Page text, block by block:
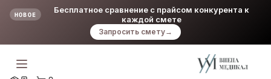
НОВОЕ
Бесплатное сравнение с прайсом конкурента к
каждой смете
Запросить смету→